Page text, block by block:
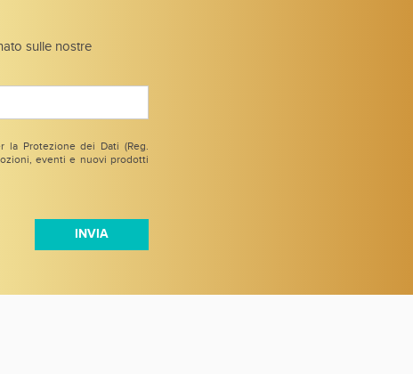
sulle nostre
la Protezione dei Dati (Reg.
eventi e nuovi prodotti